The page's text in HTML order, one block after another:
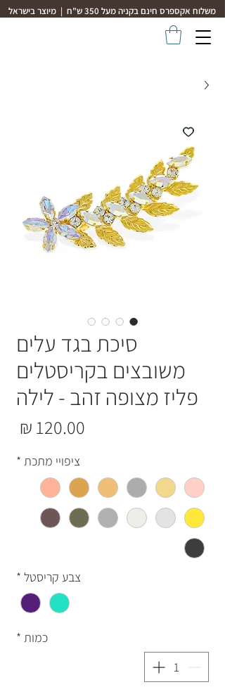
משלוח אקספרס חינם בקניה מעל 350 ש"ח | מיוצר בישראל
סיכת בגד עלים
משובצים בקריסטלים
פליז מצופה זהב - לילה
ציפויי מתכת *
צבע קריסטל *
כמות *